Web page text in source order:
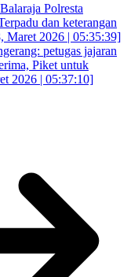
Polresta
dan keterangan
Maret 2026 | 05:35:39]
petugas jajaran
Piket untuk
2026 | 05:37:10]